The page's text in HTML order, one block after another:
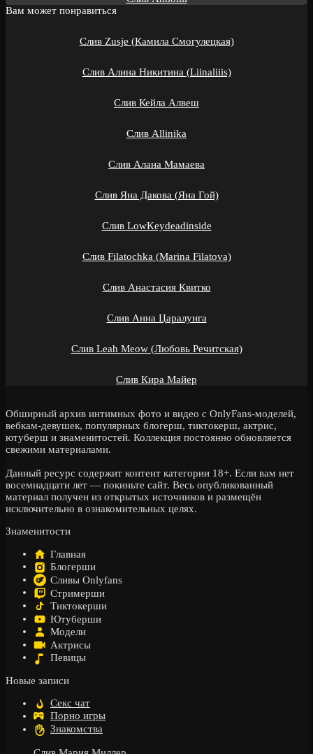
Вам может понравиться
Слив Zusje (Камила Смогулецкая)
Слив Алина Никитина (Liinaliiis)
Слив Кейла Алвеш
Слив Allinika
Слив Алана Мамаева
Слив Яна Дакова (Яна Гой)
Слив LowKeydeadinside
Слив Filatochka (Marina Filatova)
Слив Анастасия Квитко
Слив Анна Царалунга
Слив Leah Meow (Любовь Речитская)
Слив Кира Майер
Обширный архив интимных фото и видео с OnlyFans-моделей,
вебкам-девушек, популярных блогерш, тиктокерш, актрис,
ютуберш и знаменитостей. Коллекция постоянно обновляется
свежими материалами.
Данный ресурс содержит контент категории 18+. Если вам нет
восемнадцати лет — покиньте сайт. Весь опубликованный
материал получен из открытых источников и размещён
исключительно в ознакомительных целях.
Знаменитости
Главная
Блогерши
Сливы Onlyfans
Стримерши
Тиктокерши
Ютуберши
Модели
Актрисы
Певицы
Новые записи
Секс чат
Порно игры
Знакомства